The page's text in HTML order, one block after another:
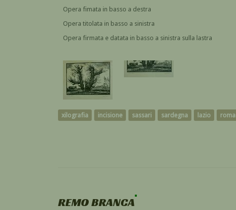
Opera fimata in basso a destra
Opera titolata in basso a sinistra
Opera firmata e datata in basso a sinistra sulla lastra
xilografia incisione sassari sardegna lazio roma
REMO BRANCA